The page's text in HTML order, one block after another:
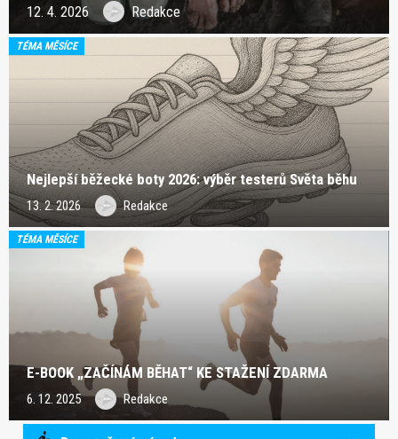
12. 4. 2026 Redakce
TÉMA MĚSÍCE
Nejlepší běžecké boty 2026: výběr testerů Světa běhu
13. 2. 2026 Redakce
TÉMA MĚSÍCE
E-BOOK „ZAČÍNÁM BĚHAT“ KE STAŽENÍ ZDARMA
6. 12. 2025 Redakce